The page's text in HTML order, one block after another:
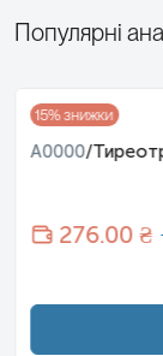
фізичний,
Дослідження
(тиреостатичної
терапії при раку
Тиреотропний
базофільними
передній долі,
Популярні
15% знижки
A0000/
276.00 ₴